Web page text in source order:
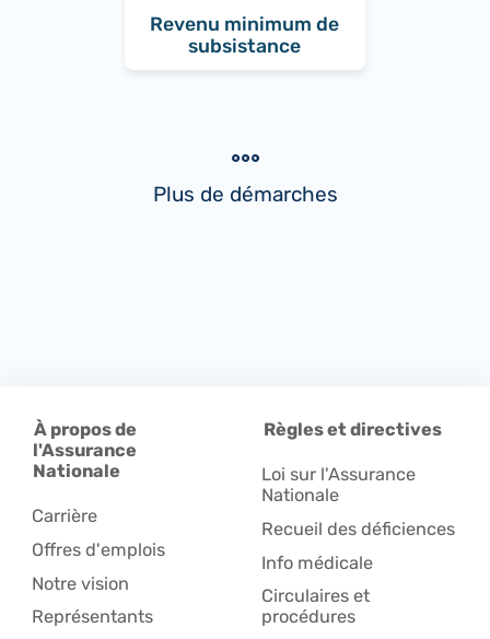
Revenu minimum de
subsistance
Plus de démarches
À propos de
l'Assurance
Nationale
Carrière
Offres d'emplois
Notre vision
Représentants
Règles et directives
Loi sur l'Assurance
Nationale
Recueil des déficiences
Info médicale
Circulaires et
procédures